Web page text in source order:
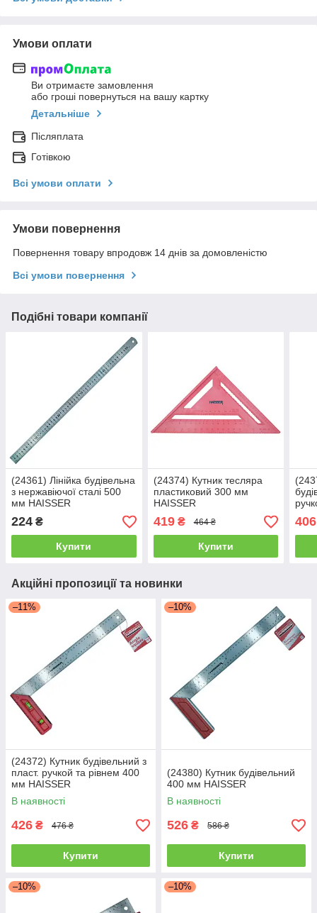
Умови оплати
Ви отримаєте замовлення
або гроші повернуться на вашу картку
Детальніше
Післяплата
Готівкою
Всі умови оплати
Умови повернення
Повернення товару впродовж 14 днів за домовленістю
Всі умови повернення
Подібні товари компанії
(24361) Лінійка будівельна
з нержавіючої сталі 500
мм HAISSER
224 ₴
Купити
(24374) Кутник тесляра
пластиковий 300 мм
HAISSER
419₴ 464 ₴
Купити
406
Акційні пропозиції та новинки
–11%
(24372) Кутник будівельний з
пласт. ручкой та рівнем 400
мм HAISSER
В наявності
426 ₴ 476 ₴
Купити
–10%
(24380) Кутник будівельний
400 мм HAISSER
В наявності
526 ₴ 586 ₴
Купити
–10% –10%